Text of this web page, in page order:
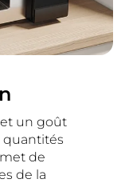
un goût
quantités
de
de la